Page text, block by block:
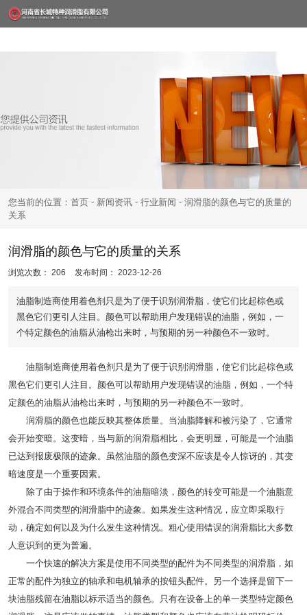
您当前的位置：首页 - 新闻资讯 - 行业新闻 - 润滑脂的颜色与它的质量的
关系
润滑脂的颜色与它的质量的关系
浏览次数： 206 发布时间： 2023-12-26
油脂制造商使用着色剂只是为了便于识别润滑脂，使它们比起棕色或
黑色它们更引人注目。颜色可以帮助用户发现错误的油脂，例如，一
个特定颜色的油脂从油枪出来时，与预期的另一种颜色不一致时。
油脂制造商使用着色剂只是为了便于识别润滑脂，使它们比起棕色或
黑色它们更引人注目。颜色可以帮助用户发现错误的油脂，例如，一个特
定颜色的油脂从油枪出来时，与预期的另一种颜色不一致时。
润滑脂的颜色也能反映其整体质量。当油脂降解和被污染了，它通常
会开始变暗。这变暗，当与新的润滑脂相比，会更明显，可能是一个油脂
已达到报废极限的迹象。虽然油脂的颜色变深不应该是令人惊讶的，其变
暗速度是一个重要因素。
除了由于操作和环境条件的油脂暗淡，颜色的转变可能是一个油脂意
外混合不同类型的润滑脂中的迹象。如果发生这种情况，应立即采取行
动，确定如何以及为什么发生这种情况。粗心使用错误的润滑脂比大多数
人意识到的更为普遍。
一个快速的解决方案是使用不同类型的配件为不同类型的润滑脂，如
正常的配件为独立的轴承和电机轴承的按钮头配件。另一个选择是留下一
块油脂残留在油脂以标示适当的颜色。只有在设备上的单一类型特定颜色